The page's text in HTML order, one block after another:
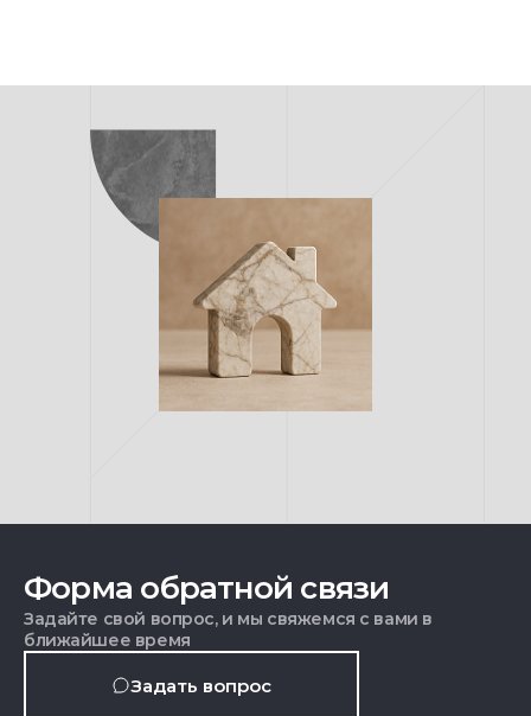
Форма обратной связи
Задайте свой вопрос, и мы свяжемся с вами в
ближайшее время
Задать вопрос